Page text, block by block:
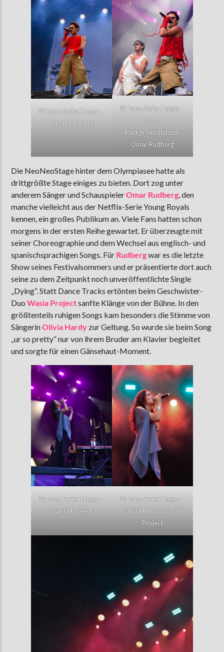
©Foto: Anika Hagen –
Omar Rudberg
©Foto: Anika Hagen –
v.l.n.r.:
Backgroundtänzer,
Omar Rudberg
Die NeoNeoStage hinter dem Olympiasee hatte als
drittgrößte Stage einiges zu bieten. Dort zog unter
anderem Sänger und SchauspielerOmar Rudberg , den
manche vielleicht aus der Netflix-Serie Young Royals
kennen, ein großes Publikum an. Viele Fans hatten schon
morgens in der ersten Reihe gewartet. Er überzeugte mit
seiner Choreographie und dem Wechsel aus englisch- und
spanischsprachigen Songs. Für Rudbergwar es die letzte
Show seines Festivalsommers und er präsentierte dort auch
seine zu dem Zeitpunkt noch unveröffentlichte Single
„Dying“. Statt Dance Tracks ertönten beim Geschwister-
DuoWasia Projectsanfte Klänge von der Bühne. In den
größtenteils ruhigen Songs kam besonders die Stimme von
SängerinOlivia Hardy zur Geltung. So wurde sie beim Song
„ur so pretty“ nur von ihrem Bruder am Klavier begleitet
und sorgte für einen Gänsehaut-Moment.
©Foto: Anika Hagen –
Wasia Project
©Foto: Anika Hagen –
Olivia Hardy, Wasia
Project